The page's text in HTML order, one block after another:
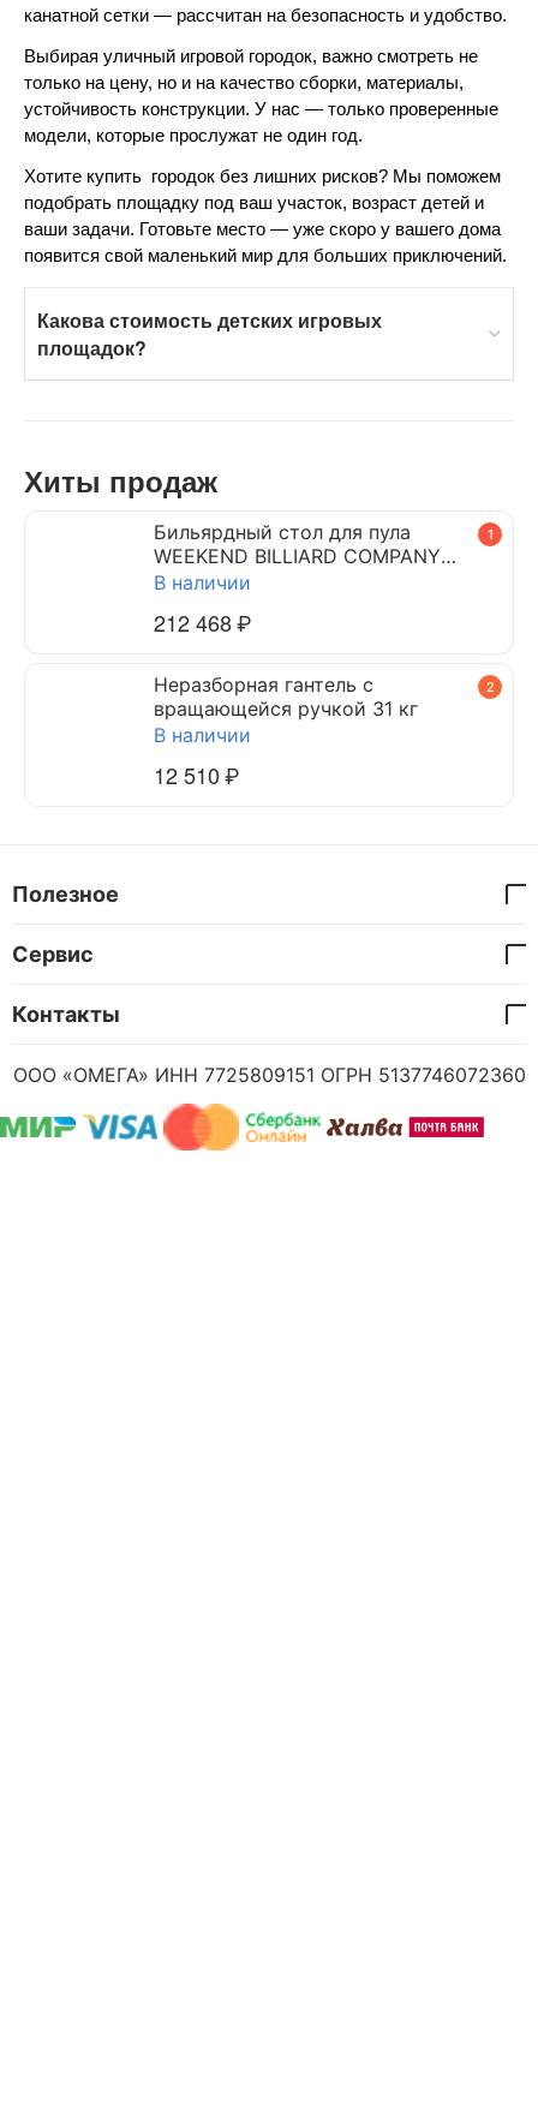
канатной сетки — рассчитан на безопасность и удобство.
Выбирая уличный игровой городок, важно смотреть не
только на цену, но и на качество сборки, материалы,
устойчивость конструкции. У нас — только проверенные
модели, которые прослужат не один год.
Хотите купить  городок без лишних рисков? Мы поможем
подобрать площадку под ваш участок, возраст детей и
ваши задачи. Готовьте место — уже скоро у вашего дома
появится свой маленький мир для больших приключений.
Какова стоимость детских игровых
площадок?
Хиты продаж
1
Бильярдный стол для пула
WEEKEND BILLIARD COMPANY
DYNAMIC TRIUMPH 7 ф (черный)
В наличии
212 468₽
2
Неразборная гантель c
вращающейся ручкой 31 кг
В наличии
12 510₽
Полезное
Сервис
Контакты
ООО «ОМЕГА» ИНН 7725809151 ОГРН 5137746072360